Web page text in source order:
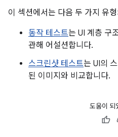
이 섹션에서는 다음 두 가지 유
동작 테스트는 UI 계층 구
관해 어설션합니다.
스크린샷 테스트는 UI의
된 이미지와 비교합니다.
도움이 되